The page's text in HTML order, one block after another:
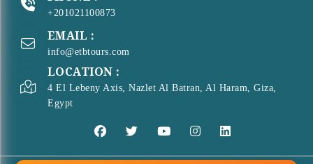
+201021100873
EMAIL :
info@etbtours.com
LOCATION :
4 El Lebeny Axis, Nazlet Al Batran, Al Haram, Giza,
Egypt